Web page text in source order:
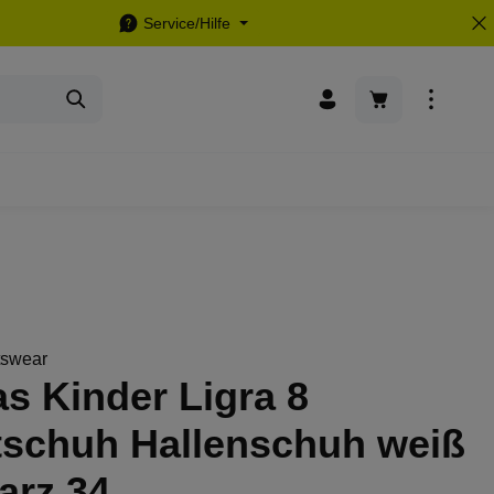
Service/Hilfe
Warenkorb
Kinder Ligra 8
Hallenschuh weiß